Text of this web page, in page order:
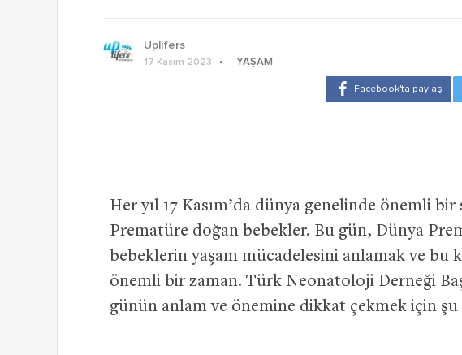
Uplifers
17 Kasım 2023 YAŞAM
Her yıl 17 Kasım’da dünya genelinde önemli
Prematüre doğan bebekler. Bu gün, Dünya
bebeklerin yaşam mücadelesini anlamak ve bu
önemli bir zaman. Türk Neonatoloji Derneği
günün anlam ve önemine dikkat çekmek için